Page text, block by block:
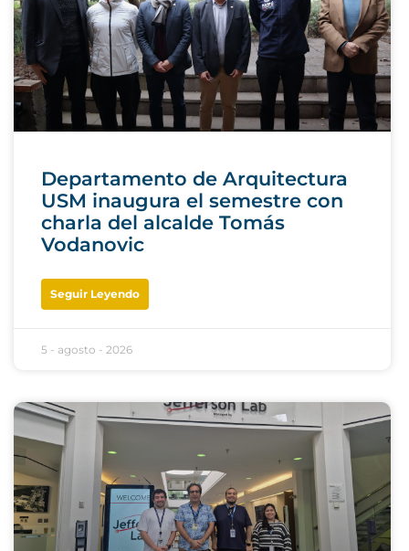
Departamento de Arquitectura
USM inaugura el semestre con
charla del alcalde Tomás
Vodanovic
Seguir Leyendo
5 - agosto - 2026